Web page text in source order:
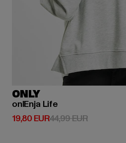
ONLY
onlEnja Life
19,80 EUR
Derzeitiger Preis: 19,80 EUR
44,99 EUR